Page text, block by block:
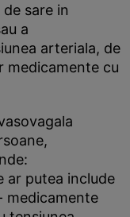
sare in
a
arteriala, de
medicamente cu
ar putea include
medicamente